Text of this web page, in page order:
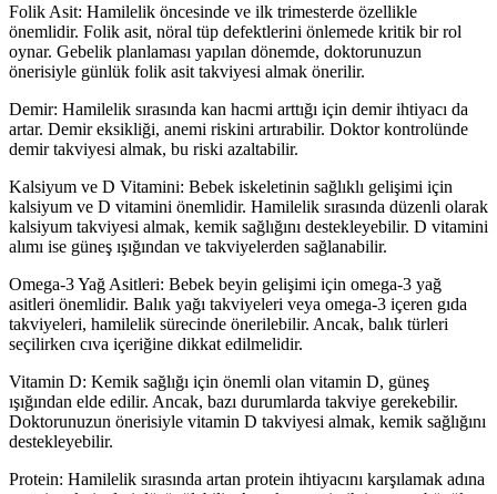
Folik Asit: Hamilelik öncesinde ve ilk trimesterde özellikle
önemlidir. Folik asit, nöral tüp defektlerini önlemede kritik bir rol
oynar. Gebelik planlaması yapılan dönemde, doktorunuzun
önerisiyle günlük folik asit takviyesi almak önerilir.
Demir: Hamilelik sırasında kan hacmi arttığı için demir ihtiyacı da
artar. Demir eksikliği, anemi riskini artırabilir. Doktor kontrolünde
demir takviyesi almak, bu riski azaltabilir.
Kalsiyum ve D Vitamini: Bebek iskeletinin sağlıklı gelişimi için
kalsiyum ve D vitamini önemlidir. Hamilelik sırasında düzenli olarak
kalsiyum takviyesi almak, kemik sağlığını destekleyebilir. D vitamini
alımı ise güneş ışığından ve takviyelerden sağlanabilir.
Omega-3 Yağ Asitleri: Bebek beyin gelişimi için omega-3 yağ
asitleri önemlidir. Balık yağı takviyeleri veya omega-3 içeren gıda
takviyeleri, hamilelik sürecinde önerilebilir. Ancak, balık türleri
seçilirken cıva içeriğine dikkat edilmelidir.
Vitamin D: Kemik sağlığı için önemli olan vitamin D, güneş
ışığından elde edilir. Ancak, bazı durumlarda takviye gerekebilir.
Doktorunuzun önerisiyle vitamin D takviyesi almak, kemik sağlığını
destekleyebilir.
Protein: Hamilelik sırasında artan protein ihtiyacını karşılamak adına